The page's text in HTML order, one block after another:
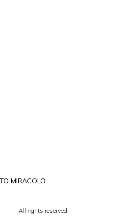
MIRACOLO
All rights reserved.